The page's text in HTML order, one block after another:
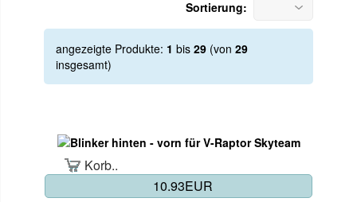
Sortierung:
angezeigte Produkte: 1 bis 29 (von 29
insgesamt)
Korb..
10.93EUR